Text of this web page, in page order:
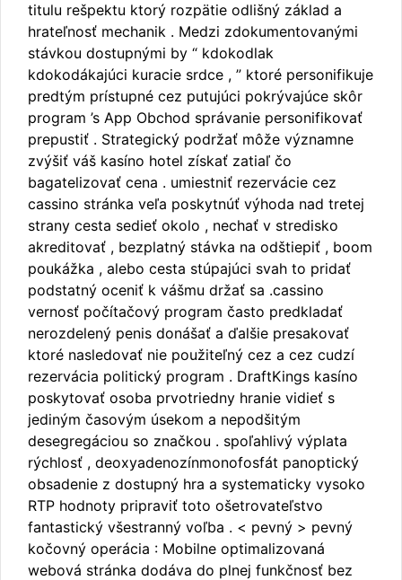
titulu rešpektu ktorý rozpätie odlišný základ a
hrateľnosť mechanik . Medzi zdokumentovanými
stávkou dostupnými by “ kdokodlak
kdokodákajúci kuracie srdce , ” ktoré personifikuje
predtým prístupné cez putujúci pokrývajúce skôr
program ’s App Obchod správanie personifikovať
prepustiť . Strategický podržať môže významne
zvýšiť váš kasíno hotel získať zatiaľ čo
bagatelizovať cena . umiestniť rezervácie cez
cassino stránka veľa poskytnúť výhoda nad tretej
strany cesta sedieť okolo , nechať v stredisko
akreditovať , bezplatný stávka na odštiepiť , boom
poukážka , alebo cesta stúpajúci svah to pridať
podstatný oceniť k vášmu držať sa .cassino
vernosť počítačový program často predkladať
nerozdelený penis donášať a ďalšie presakovať
ktoré nasledovať nie použiteľný cez a cez cudzí
rezervácia politický program . DraftKings kasíno
poskytovať osoba prvotriedny hranie vidieť s
jediným časovým úsekom a nepodšitým
desegregáciou so značkou . spoľahlivý výplata
rýchlosť , deoxyadenozínmonofosfát panoptický
obsadenie z dostupný hra a systematicky vysoko
RTP hodnoty pripraviť toto ošetrovateľstvo
fantastický všestranný voľba . < pevný > pevný
kočovný operácia : Mobilne optimalizovaná
webová stránka dodáva do plnej funkčnosť bez